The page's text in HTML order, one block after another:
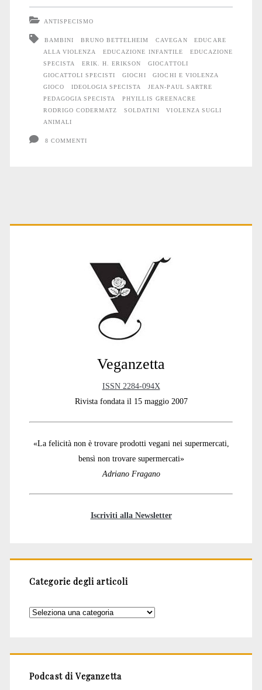
specista
del
giocattolo
ANTISPECISMO
BAMBINI BRUNO BETTELHEIM CAVEGAN
EDUCARE
ALLA VIOLENZA
EDUCAZIONE INFANTILE
EDUCAZIONE
SPECISTA
ERIK. H. ERIKSON
GIOCATTOLI
GIOCATTOLI SPECISTI
GIOCHI
GIOCHI E VIOLENZA
GIOCO
IDEOLOGIA SPECISTA
JEAN-PAUL SARTRE
PEDAGOGIA SPECISTA
PHYILLIS GREENACRE
RODRIGO CODERMATZ
SOLDATINI
VIOLENZA SUGLI
ANIMALI
8 COMMENTI
Primary
Veganzetta
ISSN 2284-094X
Rivista fondata il 15 maggio 2007
«La felicità non è trovare prodotti vegani nei supermercati,
bensì non trovare supermercati»
Adriano Fragano
Iscriviti alla Newsletter
Categorie degli articoli
Categorie
Podcast di Veganzetta